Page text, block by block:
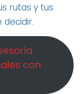
rutas y tus
decidir.
con